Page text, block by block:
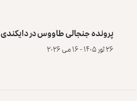
پرونده‌ جنجالی طاووس در دایکندی
۲۶ ثور ۱۴۰۵ - ۱۶ می ۲۰۲۶